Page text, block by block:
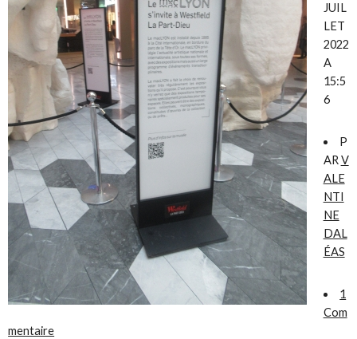
JUIL
LET
2022
A
15:5
6
P
ARV
ALE
NTI
NE
DAL
ÉAS
1
Com
mentaire